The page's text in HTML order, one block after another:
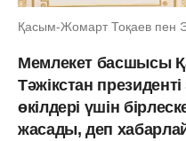
Қасым-Жомарт Тоқаев пен
Мемлекет басшысы
Тәжікстан
өкілдері үшін
жасады, деп